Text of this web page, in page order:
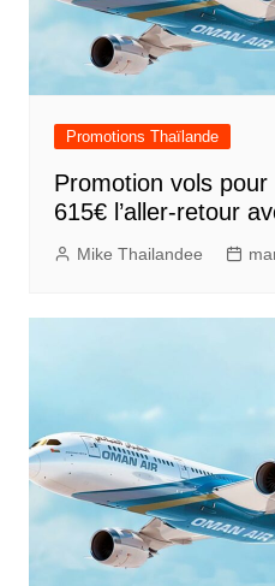
Promotions Thaïlande
Promotion vols
615€ l’aller-retour
Mike Thailandee